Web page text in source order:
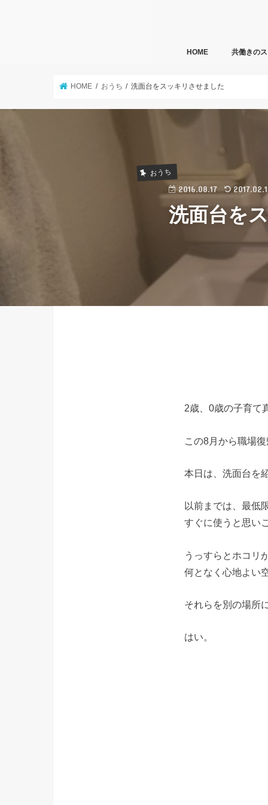
HOME 共働きの
HOME おうち 洗面台をスッキリさせました
おうち
2016.08.17
洗面台を
2歳、0歳の子育て
この8月から職場
本日は、洗面台を
以前までは、最低
すぐに使うと思い
うっすらとホコリ
何となく心地よい
それらを別の場所
はい。